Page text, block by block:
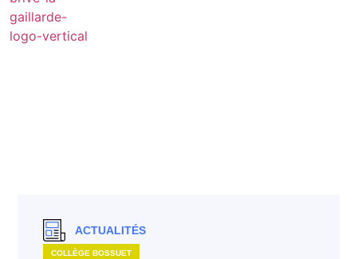
ACTUALITÉS
COLLÈGE BOSSUET